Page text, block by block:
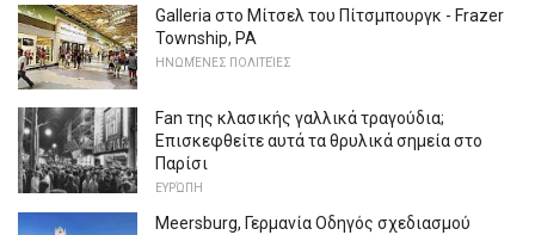
Galleria στο Μίτσελ του Πίτσμπουργκ - Frazer
Township, PA
ΗΝΩΜΈΝΕΣ ΠΟΛΙΤΕΊΕΣ
Fan της κλασικής γαλλικά τραγούδια;
Επισκεφθείτε αυτά τα θρυλικά σημεία στο
Παρίσι
ΕΥΡΏΠΗ
Meersburg, Γερμανία Οδηγός σχεδιασμού